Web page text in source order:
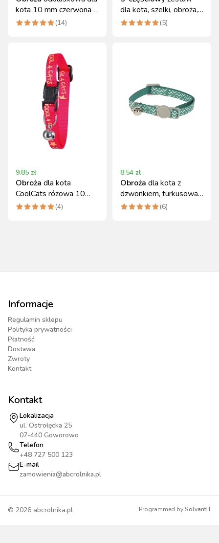
kota 10 mm czerwona z
dzwoneczkiem Kerbl
(14)
dla kota, szelki, obroża,
smycz, Kerbl(5)
9.85 zł
Obroża dla kota
CoolCats różowa 10
mm Kerbl
(4)
8.54 zł
Obroża dla kota z
dzwonkiem, turkusowa,
regulowana, Kerbl
(6)
Informacje
Regulamin sklepu
Polityka prywatności
Płatność
Dostawa
Zwroty
Kontakt
Kontakt
Lokalizacja
ul. Ostrołęcka 25
07-440 Goworowo
Telefon
+48 727 500 123
E-mail
zamowienia@abcrolnika.pl
© 2026 abcrolnika.pl Programmed bySolvantIT